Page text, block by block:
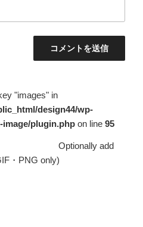
"images" in
design44/wp-
plugin.php on line 95
Optionally add
・PNG only)